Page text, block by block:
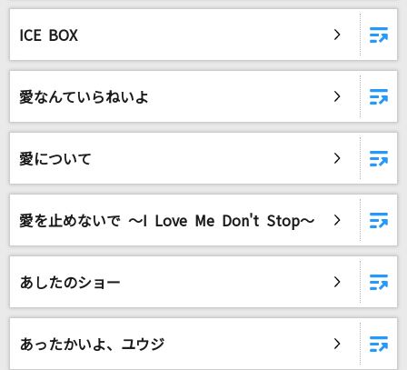
かえりみちの色
桜が丘女子高等学校校歌[Rock Ver.]
放課後ティータイム
[生音]箱根八里の半次郎
μ's
ICE BOX
愛なんていらねいよ
愛について
愛を止めないで ～I Love Me Don't Stop～
あしたのショー
あったかいよ、ユウジ